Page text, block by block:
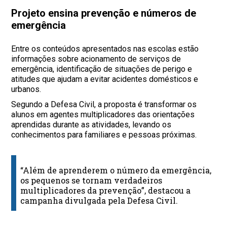
Projeto ensina prevenção e números de
emergência
Entre os conteúdos apresentados nas escolas estão
informações sobre acionamento de serviços de
emergência, identificação de situações de perigo e
atitudes que ajudam a evitar acidentes domésticos e
urbanos.
Segundo a Defesa Civil, a proposta é transformar os
alunos em agentes multiplicadores das orientações
aprendidas durante as atividades, levando os
conhecimentos para familiares e pessoas próximas.
“Além de aprenderem o número da emergência,
os pequenos se tornam verdadeiros
multiplicadores da prevenção”, destacou a
campanha divulgada pela Defesa Civil.